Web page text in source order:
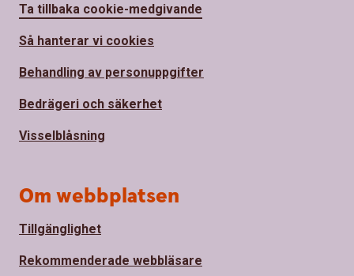
Ta tillbaka cookie-medgivande
Så hanterar vi cookies
Behandling av personuppgifter
Bedrägeri och säkerhet
Visselblåsning
Om webbplatsen
Tillgänglighet
Rekommenderade webbläsare